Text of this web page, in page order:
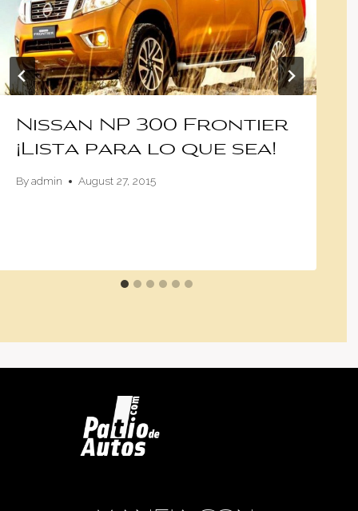
Nissan NP 300 Frontier
¡Lista para lo que sea!
Byadmin August 27, 2015